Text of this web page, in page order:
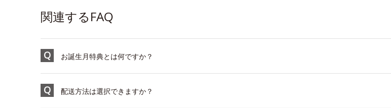
関連するFAQ
お誕生月特典とは何ですか？
配送方法は選択できますか？